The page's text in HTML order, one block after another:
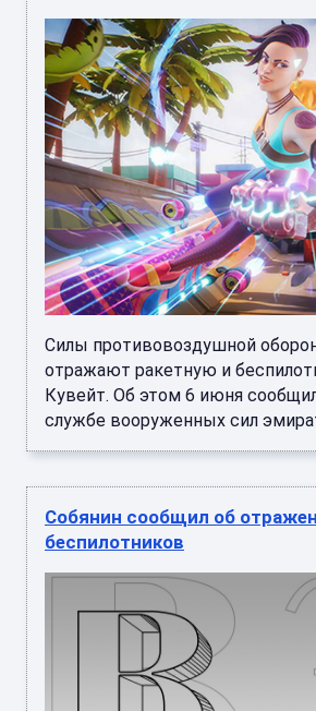
Силы противовоздушной
отражают ракетную и
Кувейт. Об этом 6 июня
службе вооруженных сил
Собянин сообщил об
беспилотников